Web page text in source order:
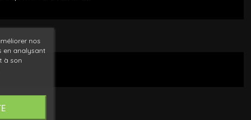
nos
en analysant
à son